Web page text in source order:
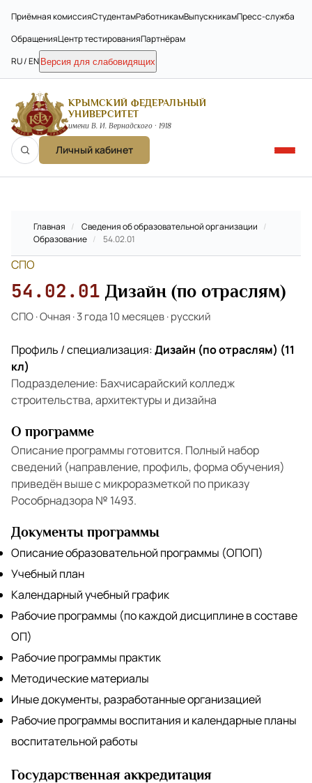
Приёмная комиссияСтудентамРаботникамВыпускникамПресс-служба
ОбращенияЦентр тестированияПартнёрам
RU / EN Версия для слабовидящих
КРЫМСКИЙ ФЕДЕРАЛЬНЫЙ
УНИВЕРСИТЕТ
имени В. И. Вернадского · 1918
Личный кабинет
Главная / Сведения об образовательной организации /
Образование / 54.02.01
СПО
54.02.01 Дизайн (по отраслям)
СПО·Очная·3 года 10 месяцев·русский
Профиль / специализация:Дизайн (по отраслям) (11
кл)
Подразделение: Бахчисарайский колледж
строительства, архитектуры и дизайна
О программе
Описание программы готовится. Полный набор
сведений (направление, профиль, форма обучения)
приведён выше с микроразметкой по приказу
Рособрнадзора № 1493.
Документы программы
Описание образовательной программы (ОПОП)
Учебный план
Календарный учебный график
Рабочие программы (по каждой дисциплине в составе
ОП)
Рабочие программы практик
Методические материалы
Иные документы, разработанные организацией
Рабочие программы воспитания и календарные планы
воспитательной работы
Государственная аккредитация